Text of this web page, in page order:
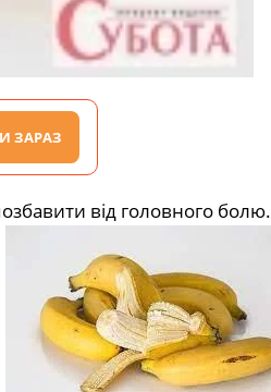
ЗАРАЗ
від головного болю.